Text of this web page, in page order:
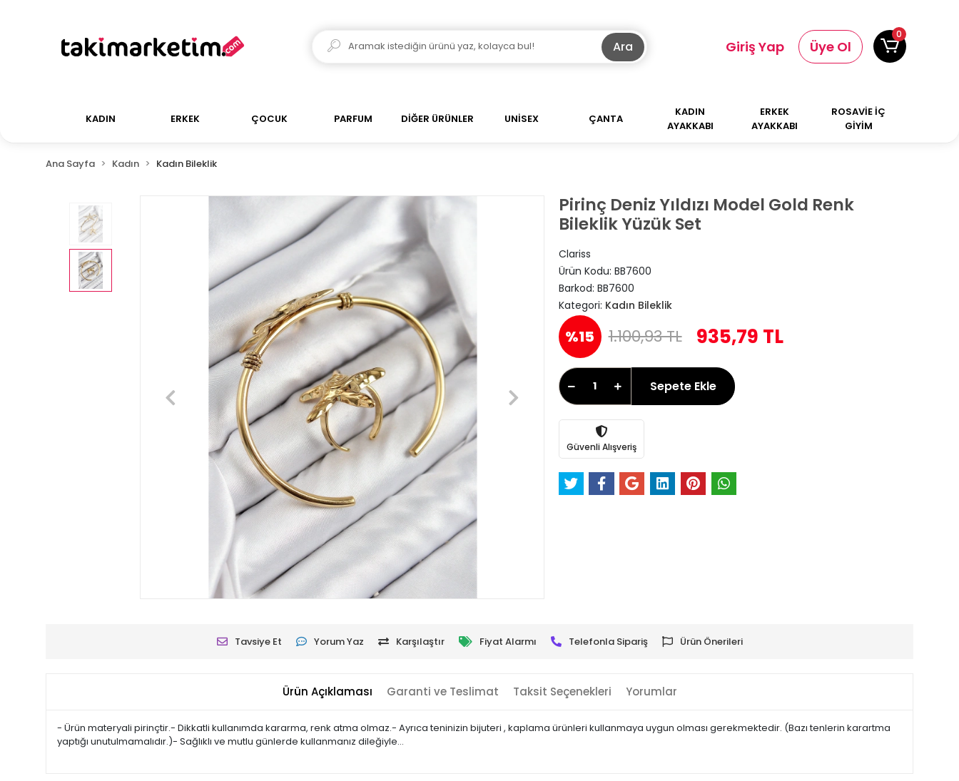
Ara Giriş Yap Üye Ol
0
KADIN ERKEK ÇOCUK PARFUM DİĞER ÜRÜNLER UNİSEX ÇANTA
KADIN
AYAKKABI
ERKEK
AYAKKABI
ROSAVİE İÇ
GİYİM
Ana Sayfa Kadın Kadın Bileklik
Pirinç Deniz Yıldızı Model Gold Renk
Bileklik Yüzük Set
Clariss
Ürün Kodu: BB7600
Barkod: BB7600
Kategori: Kadın Bileklik
%15 1.100,93 TL 935,79 TL
Sepete Ekle
Güvenli Alışveriş
Tavsiye Et Yorum Yaz Karşılaştır Fiyat Alarmı Telefonla Sipariş Ürün Önerileri
Ürün Açıklaması Garanti ve Teslimat Taksit Seçenekleri Yorumlar
- Ürün materyali pirinçtir.- Dikkatli kullanımda kararma, renk atma olmaz.- Ayrıca teninizin bijuteri , kaplama ürünleri kullanmaya uygun olması gerekmektedir. (Bazı tenlerin karartma
yaptığı unutulmamalıdır.)- Sağlıklı ve mutlu günlerde kullanmanız dileğiyle…